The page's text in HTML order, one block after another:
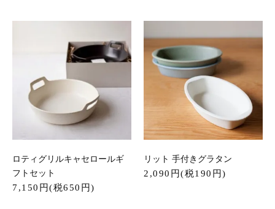
ロティグリルキャセロールギ
フトセット
7,150円(税650円)
リット 手付きグラタン
2,090円(税190円)